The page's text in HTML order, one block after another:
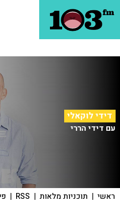
דידי לוקאלי
עם דידי הררי
ראשי | תוכניות מלאות |
RSS
|